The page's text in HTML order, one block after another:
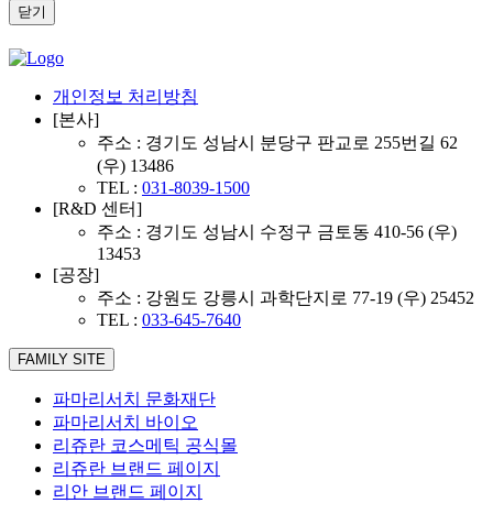
닫기
개인정보 처리방침
[본사]
주소 : 경기도 성남시 분당구 판교로 255번길 62
(우) 13486
TEL : 031-8039-1500
[R&D 센터]
주소 : 경기도 성남시 수정구 금토동 410-56 (우)
13453
[공장]
주소 : 강원도 강릉시 과학단지로 77-19 (우) 25452
TEL : 033-645-7640
FAMILY SITE
파마리서치 문화재단
파마리서치 바이오
리쥬란 코스메틱 공식몰
리쥬란 브랜드 페이지
리안 브랜드 페이지